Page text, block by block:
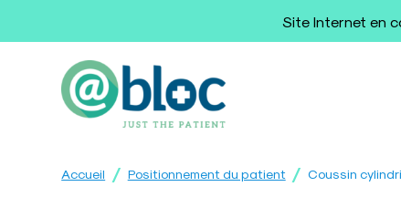
Site Internet en
Accueil / Positionnement du patient / Coussin